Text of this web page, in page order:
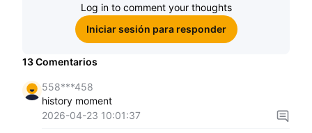
Log in to comment your thoughts
Iniciar sesión para responder
13Comentarios
558***458
history moment
2026-04-23 10:01:37